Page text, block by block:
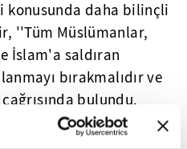
konusunda daha bilinçli
''Tüm Müslümanlar,
İslam'a saldıran
bırakmalıdır ve
bulundu.
saat süren protesto